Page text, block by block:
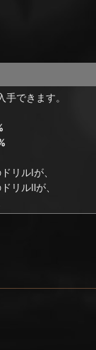
できます。
リルⅠが、
リルⅡが、